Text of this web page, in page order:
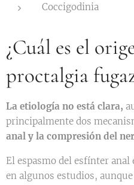
Coccigodinia
¿Cuál es el
proctalgia
La etiología no está clara,
principalmente dos
anal y la compresión del
El espasmo del esfínter anal
en algunos estudios,